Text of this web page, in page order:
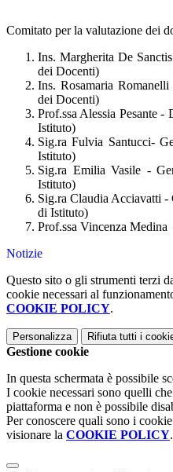
Comitato per la valutazione dei
Ins. Margherita De
dei Docenti)
Ins. Rosamaria
dei Docenti)
Prof.ssa Alessia Pesante -
Istituto)
Sig.ra Fulvia Santucci-
Istituto)
Sig.ra Emilia Vasile -
Istituto)
Sig.ra Claudia Acciavatti -
di Istituto)
Prof.ssa Vincenza
Notizie
Questo sito o gli strumenti terzi
cookie necessari al
COOKIE POLICY.
Personalizza Rifiuta tutti i
Gestione cookie
In questa schermata è possibile
I cookie necessari sono quelli
piattaforma e non è possibile
Per conoscere quali sono i
visionare la COOKIE POLICY.